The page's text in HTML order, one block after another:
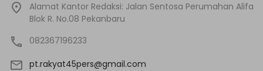
Alamat Kantor Redaksi: Jalan Sentosa Perumahan Alifa
Blok R. No.08 Pekanbaru
082367196233
pt.rakyat45pers@gmail.com